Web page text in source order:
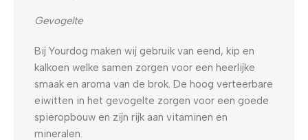
Gevogelte
Bij Yourdog maken wij gebruik van eend, kip en
kalkoen welke samen zorgen voor een heerlijke
smaak en aroma van de brok. De hoog verteerbare
eiwitten in het gevogelte zorgen voor een goede
spieropbouw en zijn rijk aan vitaminen en
mineralen.